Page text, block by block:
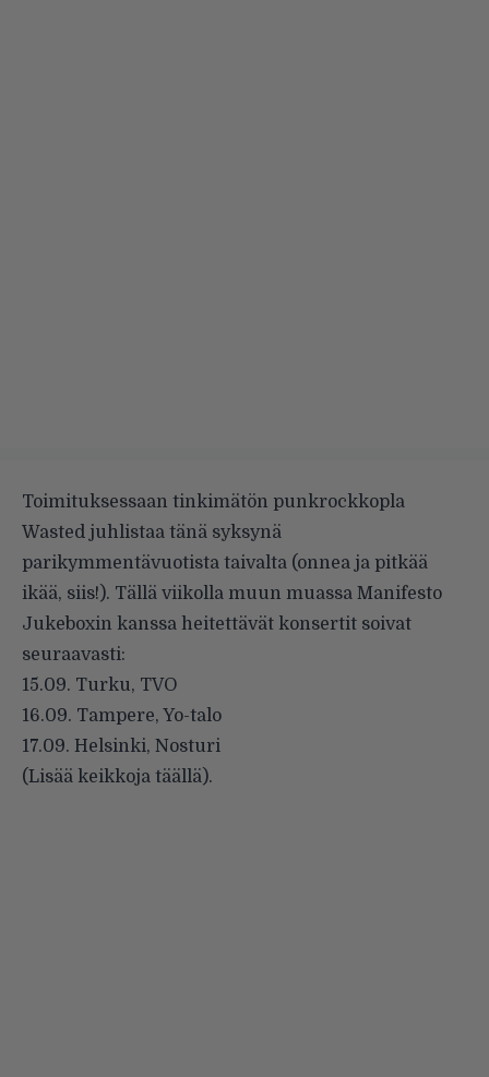
Toimituksessaan tinkimätön punkrockkopla
Wasted juhlistaa tänä syksynä
parikymmentävuotista taivalta (onnea ja pitkää
ikää, siis!). Tällä viikolla muun muassa Manifesto
Jukeboxin kanssa heitettävät konsertit soivat
seuraavasti:
15.09. Turku, TVO
16.09. Tampere, Yo-talo
17.09. Helsinki, Nosturi
(Lisää keikkoja täällä).